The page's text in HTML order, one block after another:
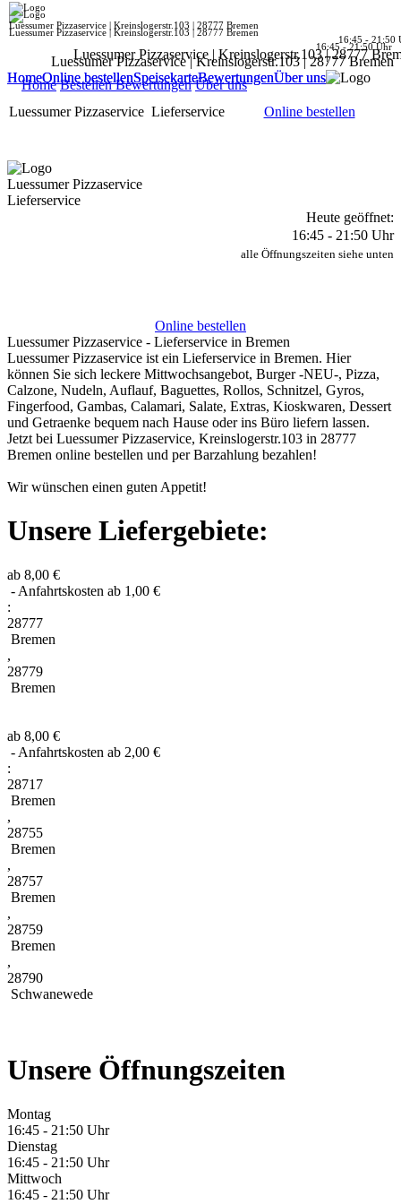
Luessumer Pizzaservice | Kreinslogerstr.103 | 28777 Bremen
16:45 - 21:50
Luessumer Pizzaservice | Kreinslogerstr.103 | 28777
Home BestellenBewertungen Über uns
Luessumer Pizzaservice | Kreinslogerstr.103 | 28777 Bremen
16:45 - 21:50 Uhr
Luessumer Pizzaservice | Kreinslogerstr.103 | 28777 Bremen
HomeOnline bestellenSpeisekarteBewertungenÜber uns
HomeOnline bestellenSpeisekarteBewertungenÜber uns
Luessumer Pizzaservice Lieferservice Online bestellen
Luessumer Pizzaservice
Lieferservice
Heute geöffnet:
16:45 - 21:50 Uhr
alle Öffnungszeiten siehe unten
Online bestellen
Luessumer Pizzaservice - Lieferservice in Bremen
Luessumer Pizzaservice ist ein Lieferservice in Bremen. Hier
können Sie sich leckere Mittwochsangebot, Burger -NEU-, Pizza,
Calzone, Nudeln, Auflauf, Baguettes, Rollos, Schnitzel, Gyros,
Fingerfood, Gambas, Calamari, Salate, Extras, Kioskwaren, Dessert
und Getraenke bequem nach Hause oder ins Büro liefern lassen.
Jetzt bei Luessumer Pizzaservice, Kreinslogerstr.103 in 28777
Bremen online bestellen und per Barzahlung bezahlen!
Wir wünschen einen guten Appetit!
Unsere Liefergebiete:
ab 8,00 €
- Anfahrtskosten ab 1,00 €
:
28777
Bremen
,
28779
Bremen
ab 8,00 €
- Anfahrtskosten ab 2,00 €
:
28717
Bremen
,
28755
Bremen
,
28757
Bremen
,
28759
Bremen
,
28790
Schwanewede
Unsere Öffnungszeiten
Montag
16:45 - 21:50 Uhr
Dienstag
16:45 - 21:50 Uhr
Mittwoch
16:45 - 21:50 Uhr